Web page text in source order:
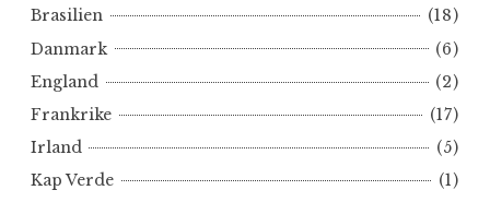
Brasilien
(18)
Danmark
(6)
England
(2)
Frankrike
(17)
Irland
(5)
Kap Verde
(1)